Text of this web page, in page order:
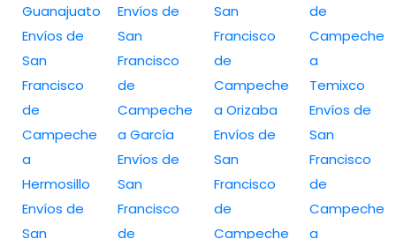
Guanajuato
Envíos de
San
Francisco
de
Campeche
a
Hermosillo
Envíos de
San
Envíos de
San
Francisco
de
Campeche
a García
Envíos de
San
Francisco
de
San
Francisco
de
Campeche
a Orizaba
Envíos de
San
Francisco
de
Campeche
de
Campeche
a
Temixco
Envíos de
San
Francisco
de
Campeche
a